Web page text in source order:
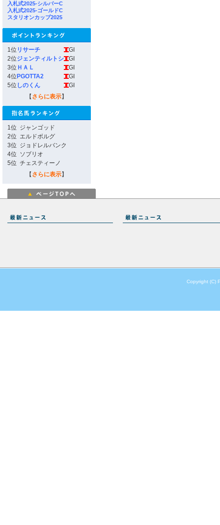
入札式2025-シルバーC
入札式2025-ゴールドC
スタリオンカップ2025
1位 リサーチ
GI
2位ジェンティルトシ
GI
3位 ＨＡＬ
GI
4位 PGOTTA2
GI
5位 しのくん
GI
【 さらに表示】
1位 ジャンゴッド
2位 エルドボルグ
3位 ジョドレルバンク
4位 ソブリオ
5位 チェスティーノ
【 さらに表示】
Copyright (C)